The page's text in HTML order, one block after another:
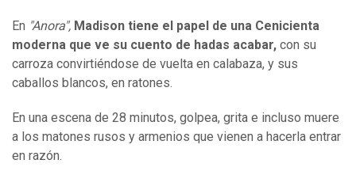
En "Anora", Madison tiene el papel de una Cenicienta
moderna que ve su cuento de hadas acabar, con su
carroza convirtiéndose de vuelta en calabaza, y sus
caballos blancos, en ratones.
En una escena de 28 minutos, golpea, grita e incluso muere
a los matones rusos y armenios que vienen a hacerla entrar
en razón.